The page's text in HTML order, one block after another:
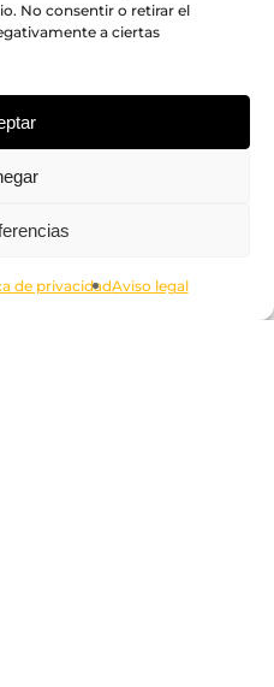
No consentir o retirar el
a ciertas
de privacidadAviso legal